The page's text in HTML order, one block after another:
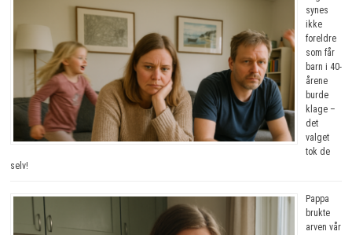
synes
ikke
foreldre
som får
barn i 40-
årene
burde
klage –
det
valget
tok de
selv!
Pappa
brukte
arven vår